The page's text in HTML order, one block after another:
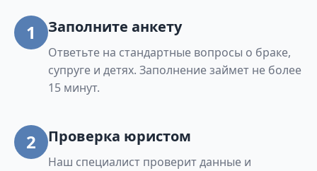
1 Заполните анкету
Ответьте на стандартные вопросы о браке,
супруге и детях. Заполнение займет не более
15 минут.
2 Проверка юристом
Наш специалист проверит данные и